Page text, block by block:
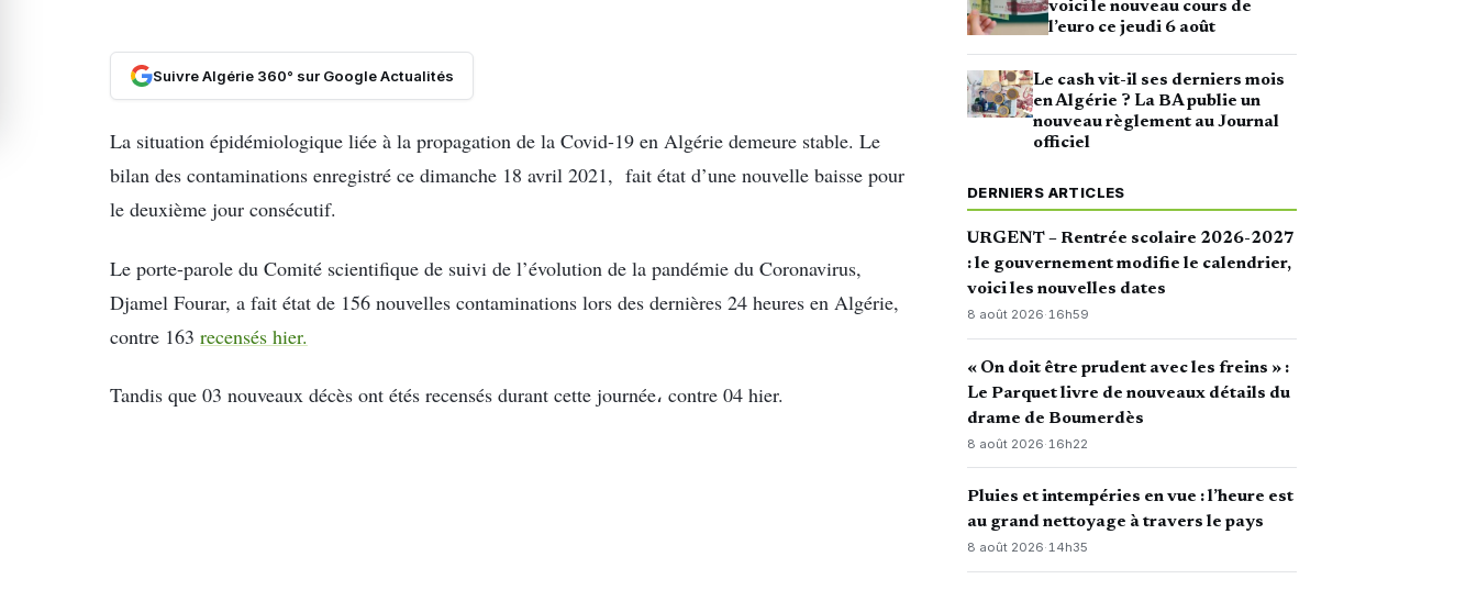
Suivre Algérie 360° sur Google Actualités
La situation épidémiologique liée à la propagation de la Covid-19 en Algérie demeure stable. Le
bilan des contaminations enregistré ce dimanche 18 avril 2021, fait état d’une nouvelle baisse pour
le deuxième jour consécutif.
Le porte-parole du Comité scientifique de suivi de l’évolution de la pandémie du Coronavirus,
Djamel Fourar, a fait état de 156 nouvelles contaminations lors des dernières 24 heures en Algérie,
contre 163 recensés hier.
Tandis que 03 nouveaux décès ont étés recensés durant cette journée، contre 04 hier.
voici le nouveau cours de
l’euro ce jeudi 6 août
Le cash vit-il ses derniers mois
en Algérie ? La BA publie un
nouveau règlement au Journal
officiel
DERNIERS ARTICLES
URGENT – Rentrée scolaire 2026-2027
: le gouvernement modifie le calendrier,
voici les nouvelles dates
8 août 2026·16h59
« On doit être prudent avec les freins » :
Le Parquet livre de nouveaux détails du
drame de Boumerdès
8 août 2026· 16h22
Pluies et intempéries en vue : l’heure est
au grand nettoyage à travers le pays
8 août 2026·14h35